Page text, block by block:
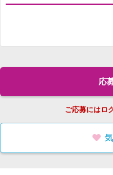
応
ご応募にはロ